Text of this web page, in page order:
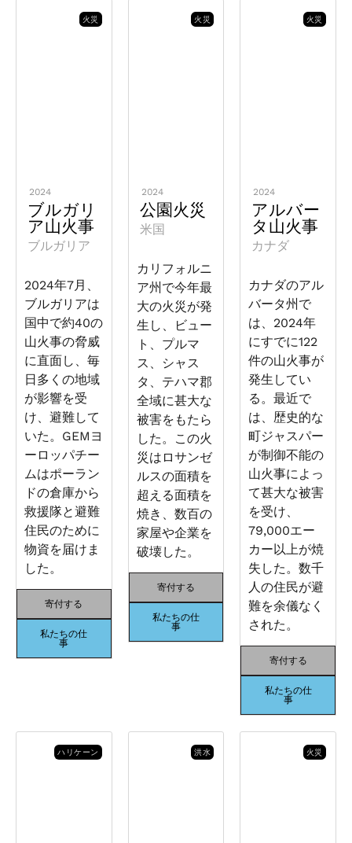
火災
2024
ブルガリ
ア山火事
ブルガリア
2024年7月、
ブルガリアは
国中で約40の
山火事の脅威
に直面し、毎
日多くの地域
が影響を受
け、避難して
いた。GEMヨ
ーロッパチー
ムはポーラン
ドの倉庫から
救援隊と避難
住民のために
物資を届けま
した。
寄付する
私たちの仕
事
火災
2024
公園火災
米国
カリフォルニ
ア州で今年最
大の火災が発
生し、ビュー
ト、プルマ
ス、シャス
タ、テハマ郡
全域に甚大な
被害をもたら
した。この火
災はロサンゼ
ルスの面積を
超える面積を
焼き、数百の
家屋や企業を
破壊した。
寄付する
私たちの仕
事
火災
2024
アルバー
タ山火事
カナダ
カナダのアル
バータ州で
は、2024年
にすでに122
件の山火事が
発生してい
る。最近で
は、歴史的な
町ジャスパー
が制御不能の
山火事によっ
て甚大な被害
を受け、
79,000エー
カー以上が焼
失した。数千
人の住民が避
難を余儀なく
された。
寄付する
私たちの仕
事
ハリケーン 洪水 火災